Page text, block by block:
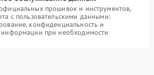
прошивок и инструментов,
с пользовательскими данными:
конфиденциальность и
информации при необходимости